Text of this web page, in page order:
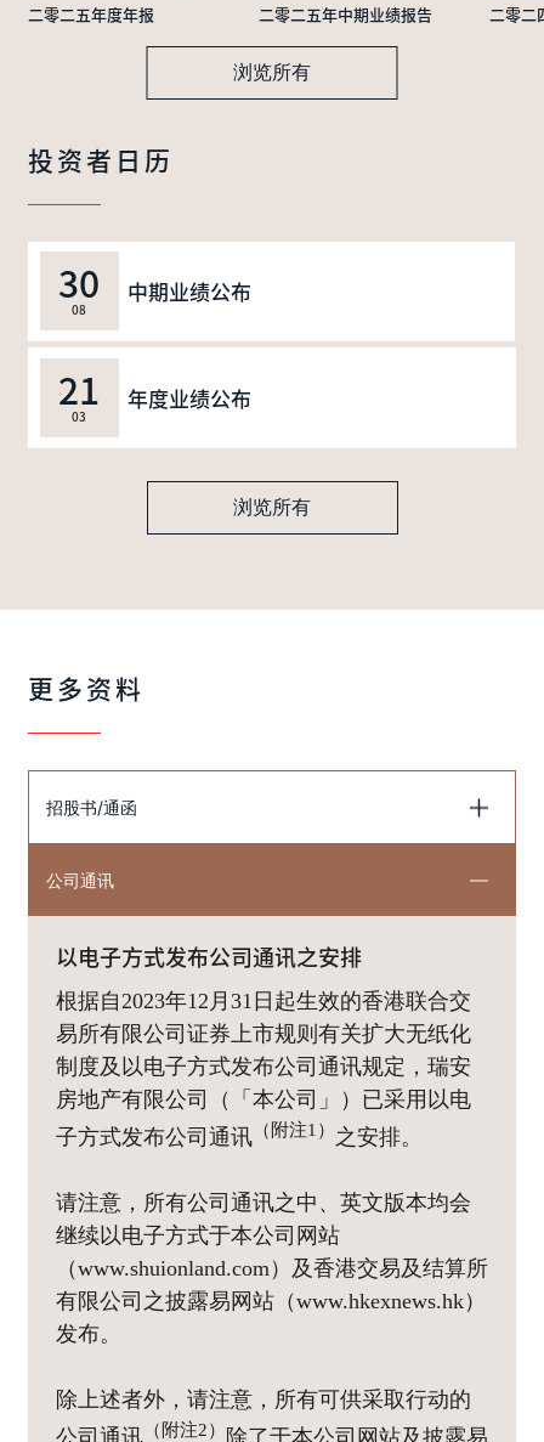
二零二五年度年报 二零二五年中期业绩报告 二零二
浏览所有
投资者日历
30
08
中期业绩公布
21
03
年度业绩公布
浏览所有
更多资料
招股书/通函
公司通讯
以电子方式发布公司通讯之安排
根据自2023年12月31日起生效的香港联合交
易所有限公司证券上市规则有关扩大无纸化
制度及以电子方式发布公司通讯规定，瑞安
房地产有限公司（「本公司」）已采用以电
子方式发布公司通讯 （附注1） 之安排。
请注意，所有公司通讯之中、英文版本均会
继续以电子方式于本公司网站
（www.shuionland.com）及香港交易及结算所
有限公司之披露易网站（www.hkexnews.hk）
发布。
除上述者外，请注意，所有可供采取行动的
（附注2）